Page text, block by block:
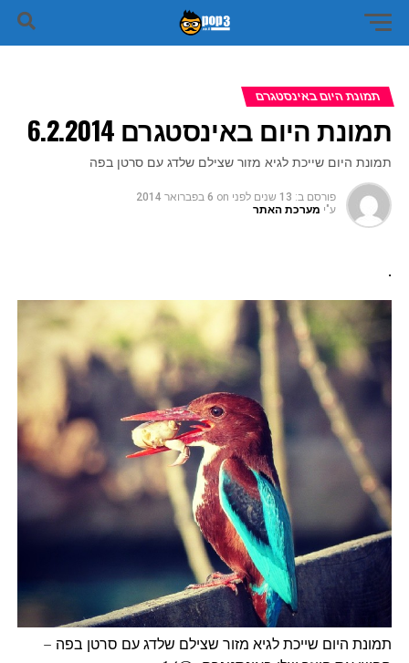
תמונת היום באינסטגרם
תמונת היום באינסטגרם 6.2.2014
תמונת היום שייכת לגיא מזור שצילם שלדג עם סרטן בפה
פורסם ב: 13 שנים לפני on 6 בפברואר 2014
ע"י מערכת האתר
.
תמונת היום שייכת לגיא מזור שצילם שלדג עם סרטן בפה –